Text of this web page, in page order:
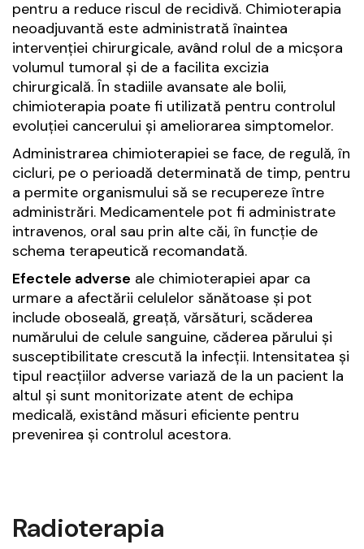
pentru a reduce riscul de recidivă. Chimioterapia
neoadjuvantă este administrată înaintea
intervenției chirurgicale, având rolul de a micșora
volumul tumoral și de a facilita excizia
chirurgicală. În stadiile avansate ale bolii,
chimioterapia poate fi utilizată pentru controlul
evoluției cancerului și ameliorarea simptomelor.
Administrarea chimioterapiei se face, de regulă, în
cicluri, pe o perioadă determinată de timp, pentru
a permite organismului să se recupereze între
administrări. Medicamentele pot fi administrate
intravenos, oral sau prin alte căi, în funcție de
schema terapeutică recomandată.
Efectele adverse ale chimioterapiei apar ca
urmare a afectării celulelor sănătoase și pot
include oboseală, greață, vărsături, scăderea
numărului de celule sanguine, căderea părului și
susceptibilitate crescută la infecții. Intensitatea și
tipul reacțiilor adverse variază de la un pacient la
altul și sunt monitorizate atent de echipa
medicală, existând măsuri eficiente pentru
prevenirea și controlul acestora.
Radioterapia